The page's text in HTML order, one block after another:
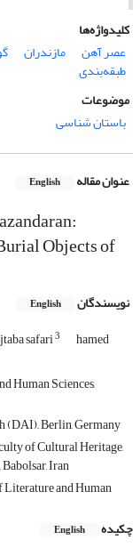
کلیدواژه‌ها
عصر آهن
مازندران
طبقه‌بندی
موضوعات
باستان شناسی
عنوان مقاله English
Objects of
نویسندگان English
safari3 hamed
Human Sciences,
Berlin, Germany
of Cultural Heritage,
Iran
and Human
چکیده
English